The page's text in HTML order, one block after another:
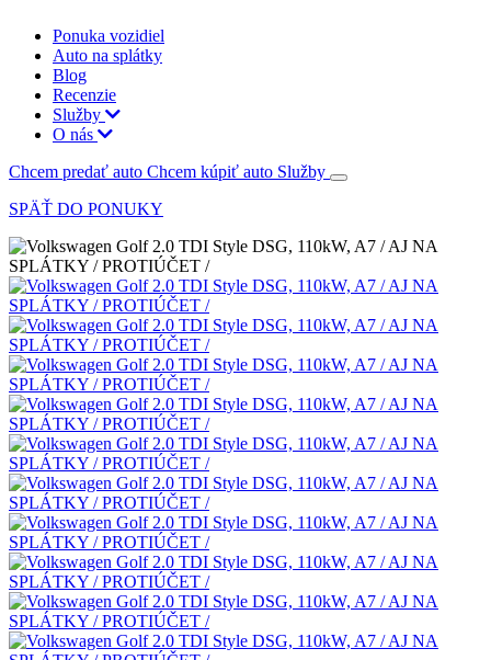
Ponuka vozidiel
Auto na splátky
Blog
Recenzie
Služby
O nás
Chcem predať auto Chcem kúpiť auto Služby
SPÄŤ DO PONUKY